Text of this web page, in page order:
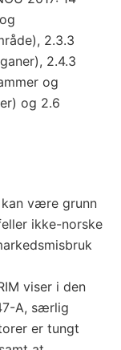
2.3.3
2.4.3
og
og 2.6
være grunn
ikke-norske
viser i den
A, særlig
er tungt